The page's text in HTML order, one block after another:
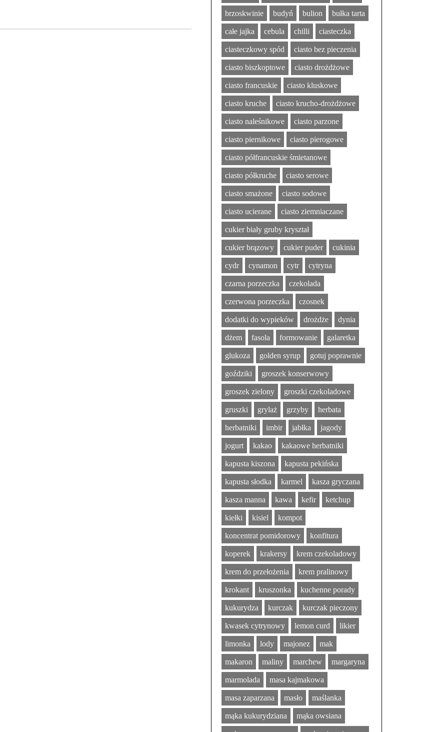
brzoskwinie budyń bulion bułka tarta
całe jajka cebula chilli ciasteczka
ciasteczkowy spód ciasto bez pieczenia
ciasto biszkoptowe ciasto drożdżowe
ciasto francuskie ciasto kluskowe
ciasto kruche ciasto krucho-drożdżowe
ciasto naleśnikowe ciasto parzone
ciasto piernikowe ciasto pierogowe
ciasto półfrancuskie śmietanowe
ciasto półkruche ciasto serowe
ciasto smażone ciasto sodowe
ciasto ucierane ciasto ziemniaczane
cukier biały gruby kryształ
cukier brązowy cukier puder cukinia
cydr cynamon cytr cytryna
czarna porzeczka czekolada
czerwona porzeczka czosnek
dodatki do wypieków drożdże dynia
dżem fasola formowanie galaretka
glukoza golden syrup gotuj poprawnie
goździki groszek konserwowy
groszek zielony groszki czekoladowe
gruszki grylaż grzyby herbata
herbatniki imbir jabłka jagody
jogurt kakao kakaowe herbatniki
kapusta kiszona kapusta pekińska
kapusta słodka karmel kasza gryczana
kasza manna kawa kefir ketchup
kiełki kisiel kompot
koncentrat pomidorowy konfitura
koperek krakersy krem czekoladowy
krem do przełożenia krem pralinowy
krokant kruszonka kuchenne porady
kukurydza kurczak kurczak pieczony
kwasek cytrynowy lemon curd likier
limonka lody majonez mak
makaron maliny marchew margaryna
marmolada masa kajmakowa
masa zaparzana masło maślanka
mąka kukurydziana mąka owsiana